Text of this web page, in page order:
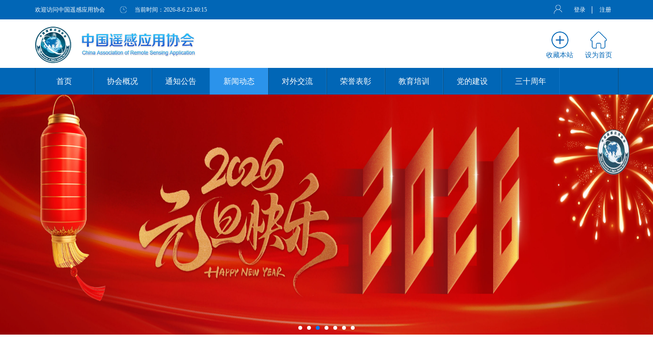
欢迎访问中国遥感应用协会 当前时间： 2026-8-6 23:40:16 登录 注册
收藏本站 设为首页
首页 协会概况 通知公告 新闻动态 对外交流 荣誉表彰 教育培训 党的建设 三十周年